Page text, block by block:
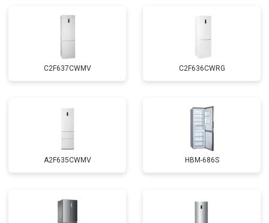
C2F637CWMV C2F636CWRG
A2F635CWMV HBM-686S